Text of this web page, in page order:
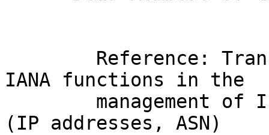
IANA functions in the
(IP addresses, ASN)